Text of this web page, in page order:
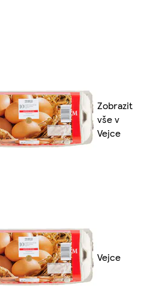
Zobrazit
vše v
Vejce
Vejce